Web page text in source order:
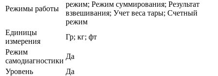
Режимы работы
режим; Режим суммирования; Результат
взвешивания; Учет веса тары; Счетный
режим
Единицы
измерения
Гр; кг; фт
Режим
самодиагностики
Да
Уровень
Да